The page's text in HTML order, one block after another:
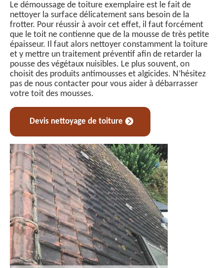
Le démoussage de toiture exemplaire est le fait de
nettoyer la surface délicatement sans besoin de la
frotter. Pour réussir à avoir cet effet, il faut forcément
que le toit ne contienne que de la mousse de très petite
épaisseur. Il faut alors nettoyer constamment la toiture
et y mettre un traitement préventif afin de retarder la
pousse des végétaux nuisibles. Le plus souvent, on
choisit des produits antimousses et algicides. N’hésitez
pas de nous contacter pour vous aider à débarrasser
votre toit des mousses.
Devis nettoyage de toiture